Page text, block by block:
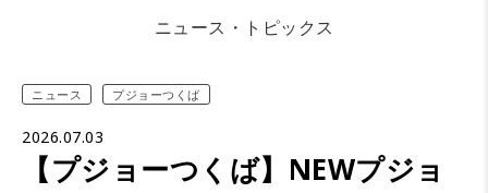
ニュース・トピックス
ニュース プジョーつくば
2026.07.03
【プジョーつくば】NEWプジョ